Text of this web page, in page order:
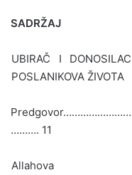
SADRŽAJ
UBIRAČ I
POSLANIKOVA
………. 11
Allahova